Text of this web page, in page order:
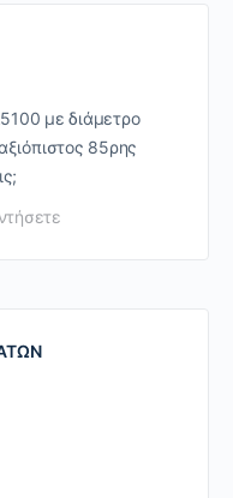
με διάμετρο
85ρης